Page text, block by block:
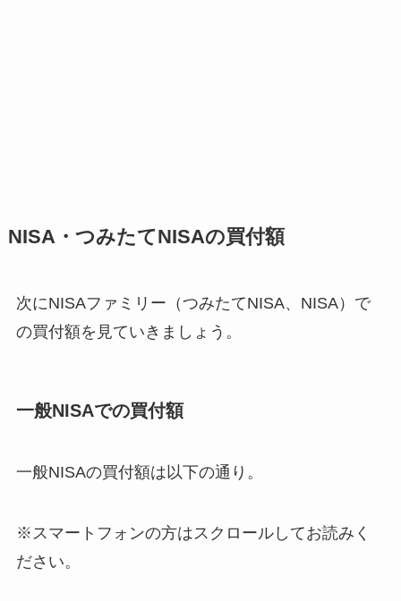
NISA・つみたてNISAの買付額
次にNISAファミリー（つみたてNISA、NISA）で
の買付額を見ていきましょう。
一般NISAでの買付額
一般NISAの買付額は以下の通り。
※スマートフォンの方はスクロールしてお読みく
ださい。